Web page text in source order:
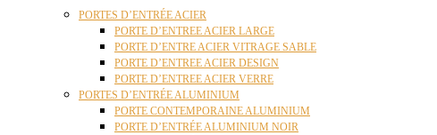
PORTES D’ENTRÉE ACIER
PORTE D’ENTREE ACIER LARGE
PORTE D’ENTRE ACIER VITRAGE SABLE
PORTE D’ENTREE ACIER DESIGN
PORTE D’ENTREE ACIER VERRE
PORTES D’ENTRÉE ALUMINIUM
PORTE CONTEMPORAINE ALUMINIUM
PORTE D’ENTRÉE ALUMINIUM NOIR